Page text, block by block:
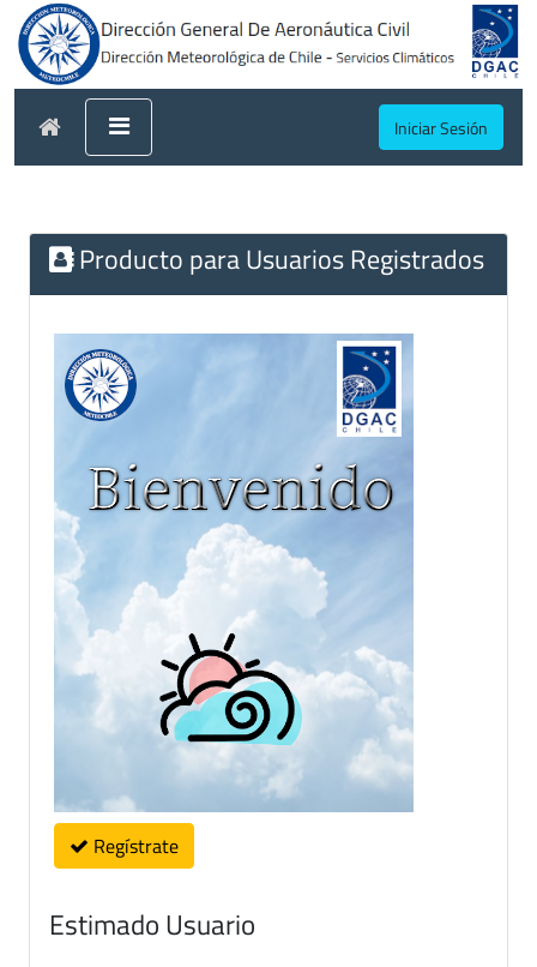
Iniciar Sesión
Producto para Usuarios Registrados
Regístrate
Estimado Usuario